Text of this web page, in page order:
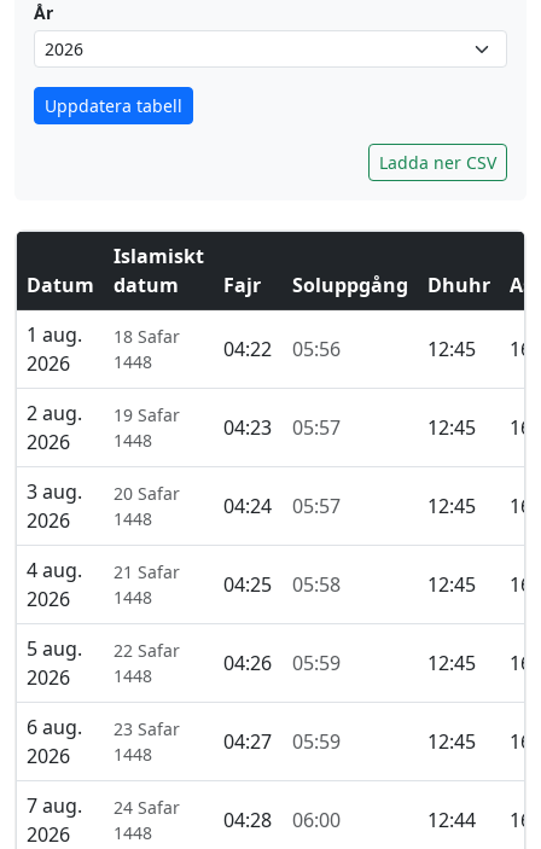
År
Uppdatera tabell
Ladda ner CSV
Datum
Islamiskt
datum
Fajr Soluppgång Dhuhr
Asr
1 aug.
2026
18 Safar
1448
04:22 05:56 12:45
2 aug.
2026
19 Safar
1448
04:23 05:57 12:45
3 aug.
2026
20 Safar
1448
04:24 05:57 12:45
4 aug.
2026
21 Safar
1448
04:25 05:58 12:45
5 aug.
2026
22 Safar
1448
04:26 05:59 12:45
6 aug.
2026
23 Safar
1448
04:27 05:59 12:45
7 aug.
2026
24 Safar
1448
04:28 06:00 12:44